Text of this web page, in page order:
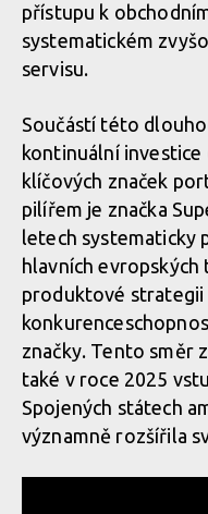
přístupu k
systematickém
servisu.
Součástí této
kontinuální
klíčových značek
pilířem je značka
letech systematicky
hlavních
produktové strategii
značky. Tento směr
také v roce 2025
Spojených státech
významně rozšířila